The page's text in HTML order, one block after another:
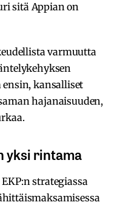
sitä Appian on
varmuutta
ensin, kansalliset
hajanaisuuden,
yksi rintama
strategiassa